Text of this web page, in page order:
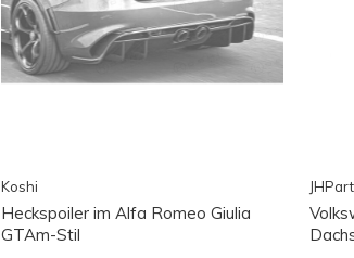
Koshi
Heckspoiler im Alfa Romeo Giulia
GTAm-Stil